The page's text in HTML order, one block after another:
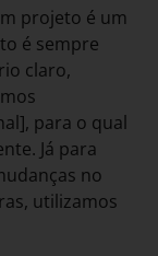
projeto é um
é sempre
claro,
para o qual
Já para
no
utilizamos